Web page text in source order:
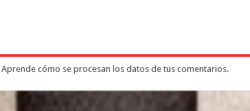
Aprende cómo se procesan los datos de tus comentarios.